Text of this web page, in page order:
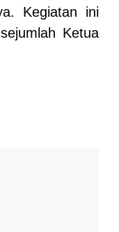
Kegiatan ini
Ketua